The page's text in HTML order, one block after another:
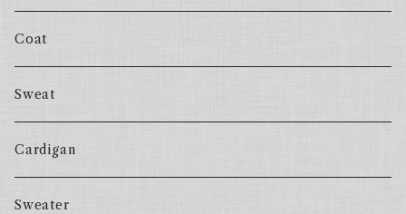
Coat
Sweat
Cardigan
Sweater